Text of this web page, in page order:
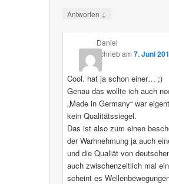
Antworten ↓
Daniel
schriebam 7. Juni
Cool. hat ja schon einer… ;)
Genau das wollte ich auch
„Made in Germany“ war
kein Qualitätssiegel.
Das ist also zum einen
der Warhnehmung ja auch
und die Qualiät von
auch zwischenzeitlich mal
scheint es